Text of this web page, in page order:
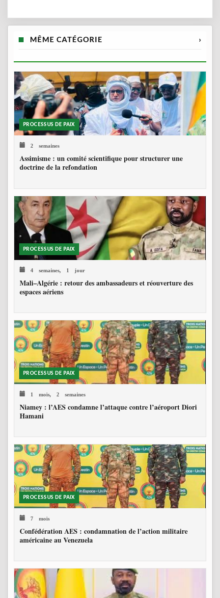
MÊME CATÉGORIE ›
PROCESSUS DE PAIX
2 semaines
Assimisme : un comité scientifique pour structurer une
doctrine de la refondation
PROCESSUS DE PAIX
4 semaines, 1 jour
Mali–Algérie : retour des ambassadeurs et réouverture des
espaces aériens
PROCESSUS DE PAIX
1 mois, 2 semaines
Niamey : l’AES condamne l’attaque contre l’aéroport Diori
Hamani
PROCESSUS DE PAIX
7 mois
Confédération AES : condamnation de l’action militaire
américaine au Venezuela